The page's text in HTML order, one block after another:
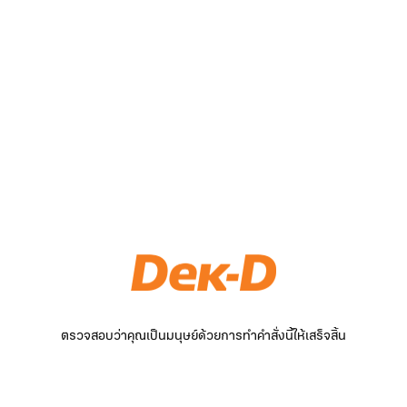
ตรวจสอบว่าคุณเป็นมนุษย์ด้วยการทำคำสั่งนี้ให้เสร็จสิ้น